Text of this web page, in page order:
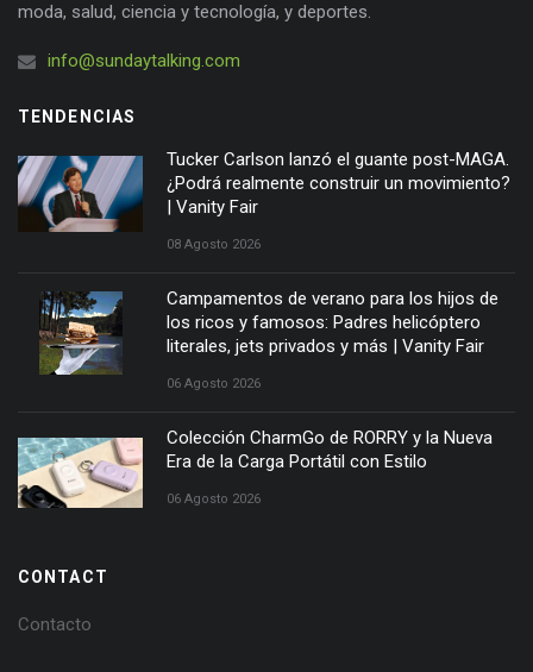
moda, salud, ciencia y tecnología, y deportes.
info@sundaytalking.com
TENDENCIAS
Tucker Carlson lanzó el guante post-MAGA.
¿Podrá realmente construir un movimiento?
| Vanity Fair
08 Agosto 2026
Campamentos de verano para los hijos de
los ricos y famosos: Padres helicóptero
literales, jets privados y más | Vanity Fair
06 Agosto 2026
Colección CharmGo de RORRY y la Nueva
Era de la Carga Portátil con Estilo
06 Agosto 2026
CONTACT
Contacto